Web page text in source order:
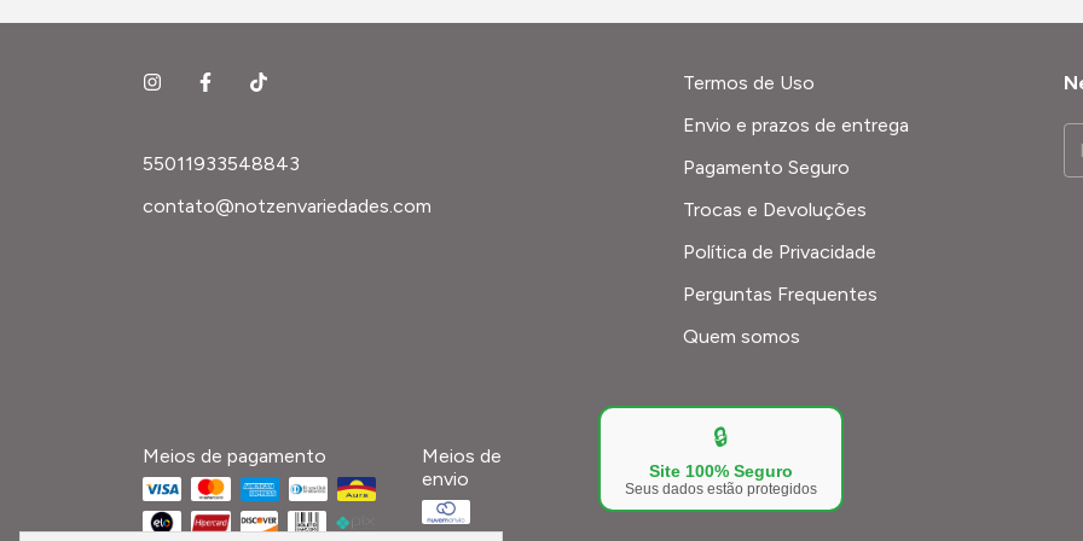
55011933548843
contato@notzenvariedades.com
Termos de Uso
Envio e prazos de entrega
Pagamento Seguro
Trocas e Devoluções
Política de Privacidade
Perguntas Frequentes
Quem somos
Meios de pagamento
Meios de
envio
🔒
Site 100% Seguro
Seus dados estão protegidos